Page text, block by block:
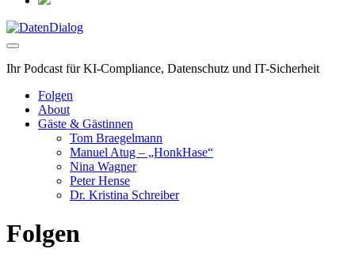
DatenDialog
Ihr Podcast für KI-Compliance, Datenschutz und IT-Sicherheit
Folgen
About
Gäste & Gästinnen
Tom Braegelmann
Manuel Atug – „HonkHase“
Nina Wagner
Peter Hense
Dr. Kristina Schreiber
Folgen